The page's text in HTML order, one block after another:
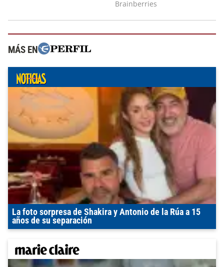
MÁS EN
La foto sorpresa de Shakira y Antonio de la Rúa a 15
años de su separación